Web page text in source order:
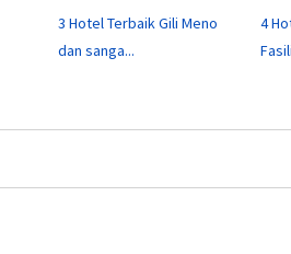
3 Hotel Terbaik Gili Meno
dan sanga...
4